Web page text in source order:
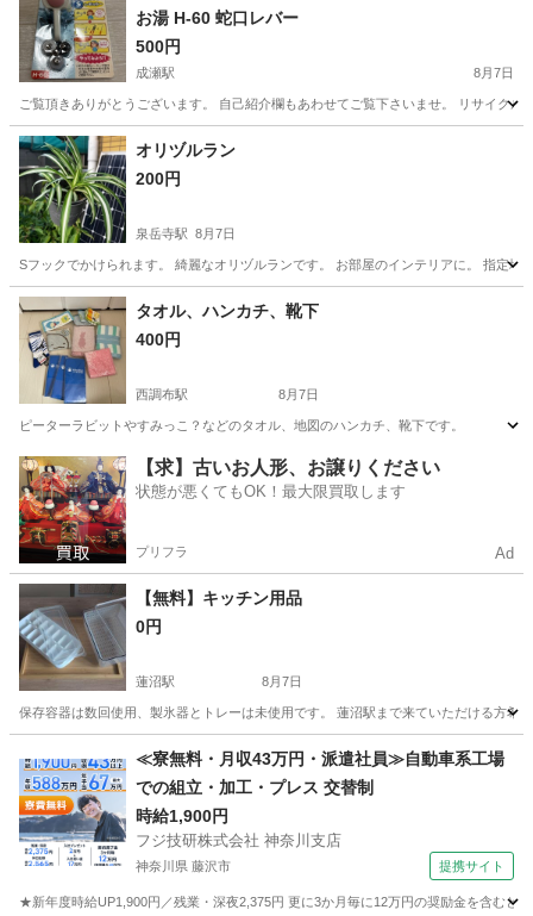
お湯 H-60 蛇口レバー
500円
成瀬駅 8月7日
ご覧頂きありがとうございます。 自己紹介欄もあわせてご覧下さいませ。 リサイク
東京 町田市 成瀬駅
オリヅルラン
200円
泉岳寺駅 8月7日
Sフックでかけられます。 綺麗なオリヅルランです。 お部屋のインテリアに。 指定場
東京 港区 泉岳寺駅 家庭用品
タオル、ハンカチ、靴下
400円
西調布駅 8月7日
ピーターラビットやすみっこ？などのタオル、地図のハンカチ、靴下です。
東京 調布市 西調布駅 生活雑貨 タオル
【求】古いお人形、お譲りください
状態が悪くてもOK！最大限買取します
プリフラ Ad
【無料】キッチン用品
0円
蓮沼駅 8月7日
保存容器は数回使用、製氷器とトレーは未使用です。 蓮沼駅まで来ていただける方希
蓮沼駅 食器 用品
≪寮無料・月収43万円・派遣社員≫自動車系工場
での組立・加工・プレス 交替制
時給1,900円
フジ技研株式会社 神奈川支店
神奈川県 藤沢市 提携サイト
★新年度時給UP1,900円／残業・深夜2,375円 更に3か月毎に12万円の奨励金を含む